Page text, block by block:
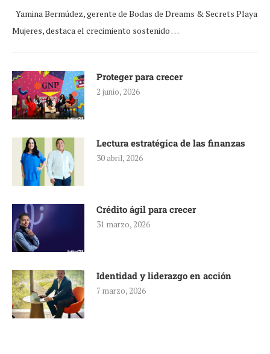
Yamina Bermúdez, gerente de Bodas de Dreams & Secrets Playa
Mujeres, destaca el crecimiento sostenido …
Proteger para crecer
2 junio, 2026
Lectura estratégica de las finanzas
30 abril, 2026
Crédito ágil para crecer
31 marzo, 2026
Identidad y liderazgo en acción
7 marzo, 2026